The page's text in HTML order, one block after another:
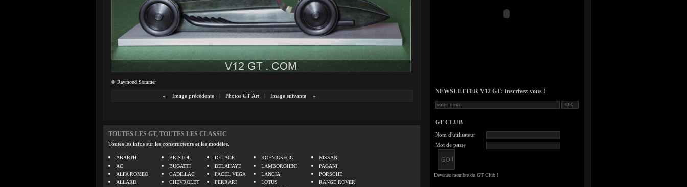
© Raymond Sommer
« Image précédente | Photos GT Art | Image suivante »
TOUTES LES GT, TOUTES LES CLASSIC
Toutes les infos sur les constructeurs et les modèles.
ABARTH
AC
ALFA ROMEO
ALLARD
BRISTOL
BUGATTI
CADILLAC
CHEVROLET
DELAGE
DELAHAYE
FACEL VEGA
FERRARI
KOENIGSEGG
LAMBORGHINI
LANCIA
LOTUS
NISSAN
PAGANI
PORSCHE
RANGE ROVER
NEWSLETTER V12 GT: Inscrivez-vous !
GT CLUB
Nom d'utilisateur
Mot de passe